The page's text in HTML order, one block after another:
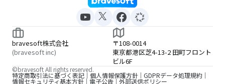
bravesoft株式会社
(bravesoft inc)
〒108-0014
東京都港区芝4-13-2 田町フロント
ビル6F
特定商取引法に基づく表記 個人情報保護方針 GDPRデータ処理規約
情報セキュリティ基本方針 電子公告 外部送信ポリシー
©bravesoft All rights reserved.